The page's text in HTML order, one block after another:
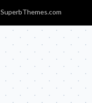
SuperbThemes.com